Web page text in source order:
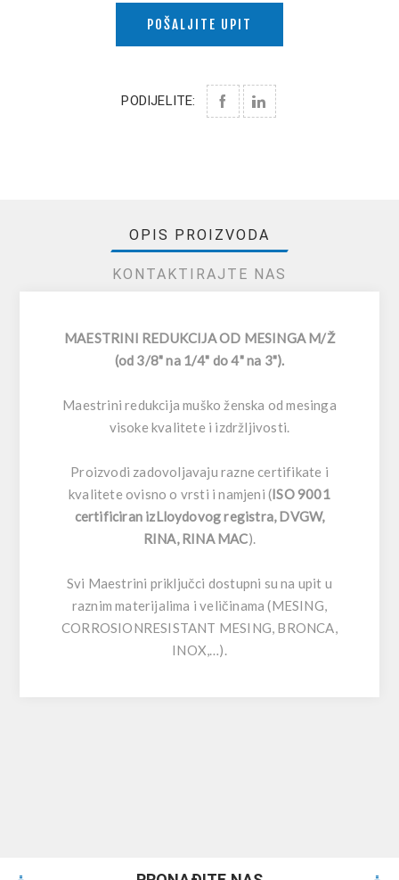
POŠALJITE UPIT
PODIJELITE:
OPIS PROIZVODA
KONTAKTIRAJTE NAS
MAESTRINI REDUKCIJA OD MESINGA M/Ž
(od 3/8" na 1/4" do 4" na 3").
Maestrini redukcija muško ženska od mesinga
visoke kvalitete i izdržljivosti.
Proizvodi zadovoljavaju razne certifikate i
kvalitete ovisno o vrsti i namjeni (ISO 9001
certificiran izLloydovog registra, DVGW,
RINA, RINA MAC).
Svi Maestrini priključci dostupni su na upit u
raznim materijalima i veličinama (MESING,
CORROSIONRESISTANT MESING, BRONCA,
INOX,…).